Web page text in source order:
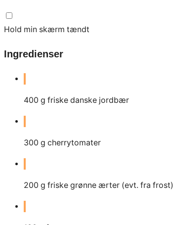
Hold min skærm tændt
Ingredienser
400 g friske danske jordbær
300 g cherrytomater
200 g friske grønne ærter (evt. fra frost)